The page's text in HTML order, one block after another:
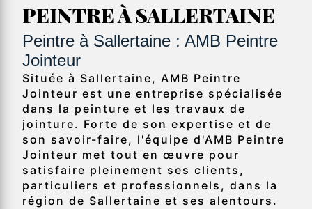
PEINTRE À SALLERTAINE
Peintre à Sallertaine : AMB Peintre
Jointeur
Située à Sallertaine, AMB Peintre
Jointeur est une entreprise spécialisée
dans la peinture et les travaux de
jointure. Forte de son expertise et de
son savoir-faire, l'équipe d'AMB Peintre
Jointeur met tout en œuvre pour
satisfaire pleinement ses clients,
particuliers et professionnels, dans la
région de Sallertaine et ses alentours.